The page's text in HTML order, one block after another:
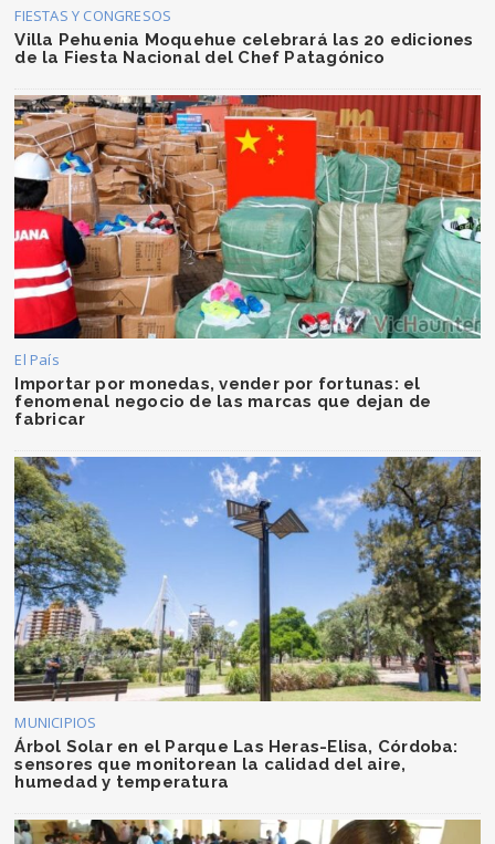
FIESTAS Y CONGRESOS
Villa Pehuenia Moquehue celebrará las 20 ediciones
de la Fiesta Nacional del Chef Patagónico
El País
Importar por monedas, vender por fortunas: el
fenomenal negocio de las marcas que dejan de
fabricar
MUNICIPIOS
Árbol Solar en el Parque Las Heras-Elisa, Córdoba:
sensores que monitorean la calidad del aire,
humedad y temperatura